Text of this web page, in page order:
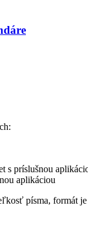
s príslušnou
aplikáciou
písma, formát